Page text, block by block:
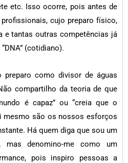
etc. Isso ocorre, pois antes de
cujo preparo físico,
e tantas outras competências já
(cotidiano).
preparo como divisor de águas
compartilho da teoria de que
é capaz” ou “creia que o
mesmo são os nossos esforços
Há quem diga que sou um
mas denomino-me como um
pois inspiro pessoas a